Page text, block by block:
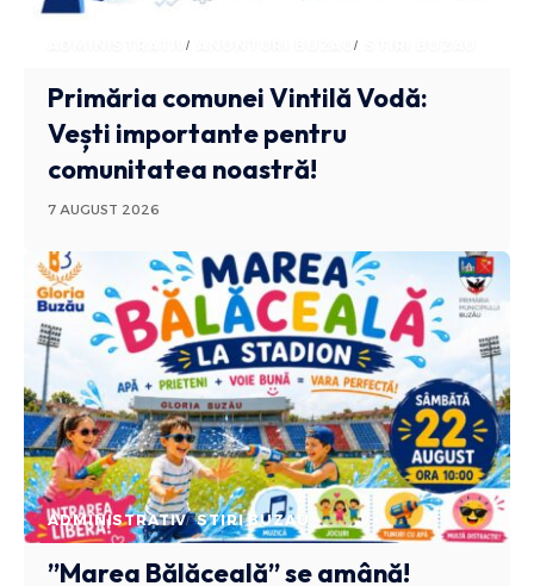
ADMINISTRATIV ANUNTURI BUZAU
Primăria comunei Vintilă Vodă:
Vești importante pentru
comunitatea noastră!
7 AUGUST 2026
ADMINISTRATIV STIRI BUZAU
”Marea Bălăceală” se amână!